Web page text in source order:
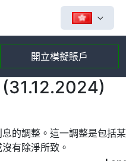
開立模擬賬戶
的調整。這一調整是包括某
有除淨所致。